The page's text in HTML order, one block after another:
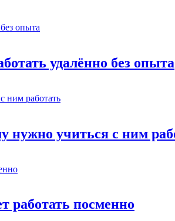
удалённо без опыта
учиться с ним
работать посменно